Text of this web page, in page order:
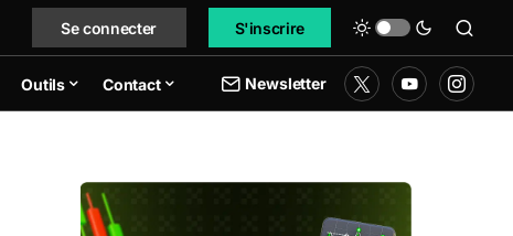
Se connecter S'inscrire
Outils Contact Newsletter